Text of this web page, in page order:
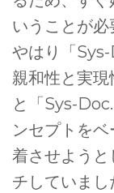
いうことが必
やはり「
親和性と実現
と「Sys-
ンセプトを
着させようと
チしていまし